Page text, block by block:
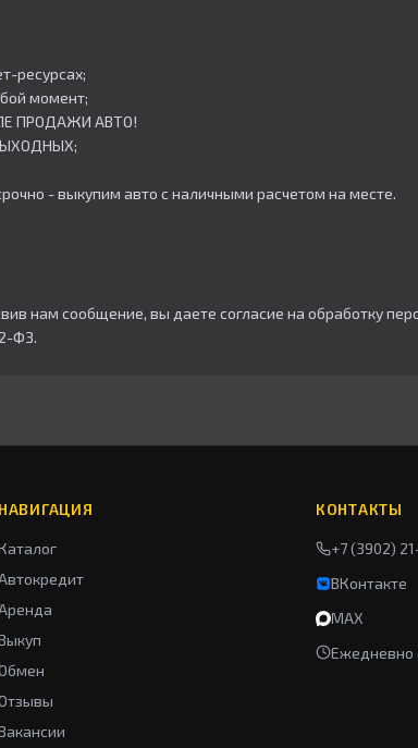
ресурсах;
момент;
ПРОДАЖИ АВТО!
- выкупим авто с наличными расчетом на месте.
нам сообщение, вы даете согласие на обработку
ФЗ.
НАВИГАЦИЯ КОНТАКТЫ
+7 (3902)
ВКонтакте
MAX
Ежедневно